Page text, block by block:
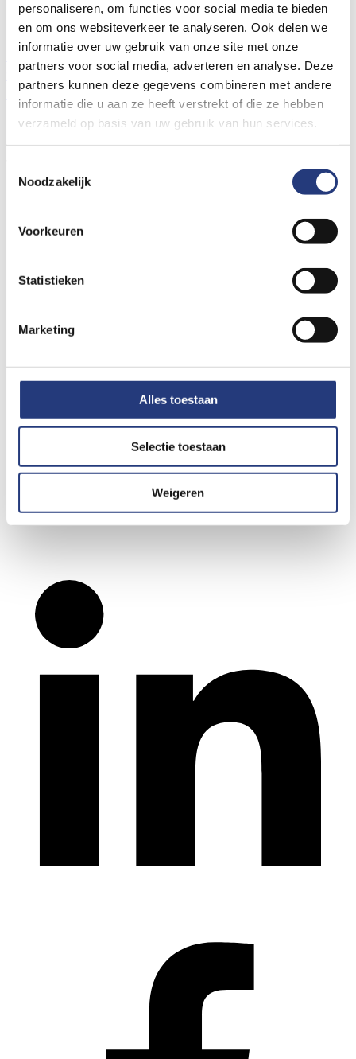
personaliseren, om functies voor social media te bieden
en om ons websiteverkeer te analyseren. Ook delen we
informatie over uw gebruik van onze site met onze
partners voor social media, adverteren en analyse. Deze
partners kunnen deze gegevens combineren met andere
informatie die u aan ze heeft verstrekt of die ze hebben
verzameld op basis van uw gebruik van hun services.
Noodzakelijk
Voorkeuren
Statistieken
Marketing
Alles toestaan
Selectie toestaan
Weigeren
Locaties St Jansdal
Prikposten St Jansdal
Wat vindt u van de nieuwe website?
Contact- en locatiegegevensBezoektijdenWachttijden
Spoedzorg nodig?
Uw ervaring delen NieuwsBouwnieuwsVacatures
© Ziekenhuis St Jansdal 2026
CookiesPrivacyverklaring